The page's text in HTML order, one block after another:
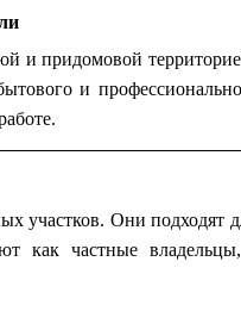
и придомовой
и
участков. Они подходят
как частные